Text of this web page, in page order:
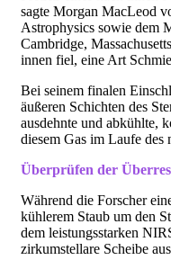
sagte Morgan MacLeod
Astrophysics sowie dem
Cambridge,
innen fiel, eine Art
Bei seinem finalen
äußeren Schichten des
ausdehnte und abkühlte,
diesem Gas im Laufe des
Überprüfen der
Während die Forscher
kühlerem Staub um den
dem leistungsstarken
zirkumstellare Scheibe